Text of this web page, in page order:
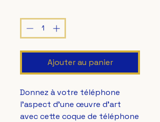
Ajouter au panier
Donnez à votre téléphone
l'aspect d'une œuvre d'art
avec cette coque de téléphone